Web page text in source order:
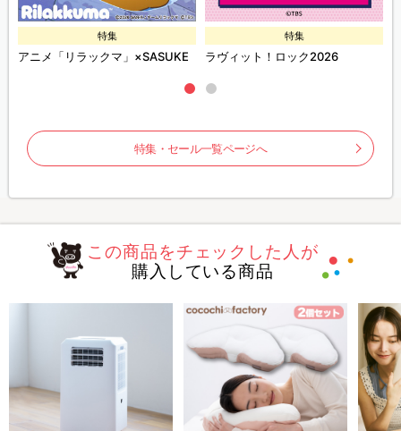
特集
アニメ「リラックマ」×SASUKE
特集
ラヴィット！ロック2026
特集・セール一覧ページへ
この商品をチェックした人が
購入している商品